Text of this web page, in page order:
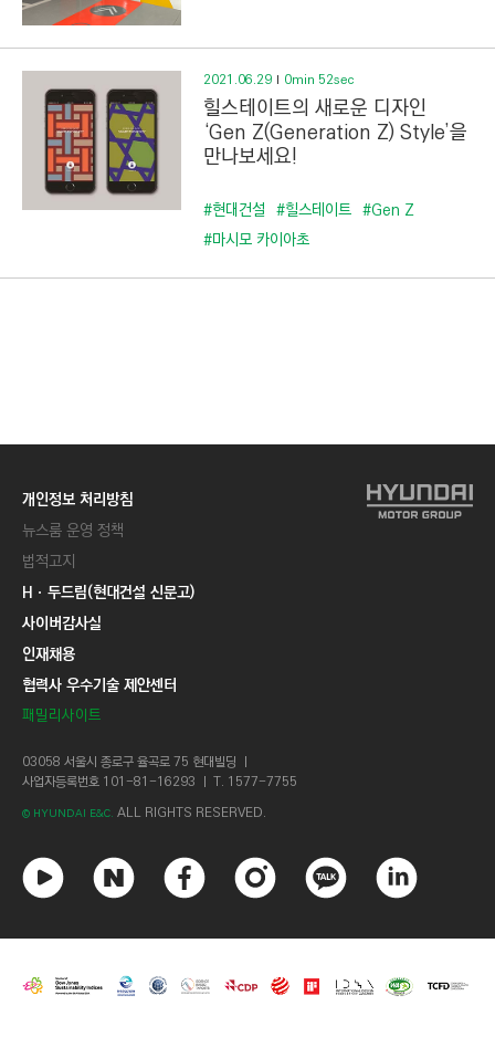
2021.06.29 0min 52sec
힐스테이트의 새로운 디자인
‘Gen Z(Generation Z) Style’을
만나보세요!
#현대건설 #힐스테이트 #Gen Z
#마시모 카이아초
개인정보 처리방침
뉴스룸 운영 정책
법적고지
Hㆍ두드림(현대건설 신문고)
사이버감사실
인재채용
협력사 우수기술 제안센터
패밀리사이트
03058 서울시 종로구 율곡로 75 현대빌딩 ㅣ
사업자등록번호 101-81-16293 ㅣ T. 1577-7755
© HYUNDAI E&C. ALL RIGHTS RESERVED.
튜
브
이
이
스
북
스
타
그
카
오
톡
크
드
인